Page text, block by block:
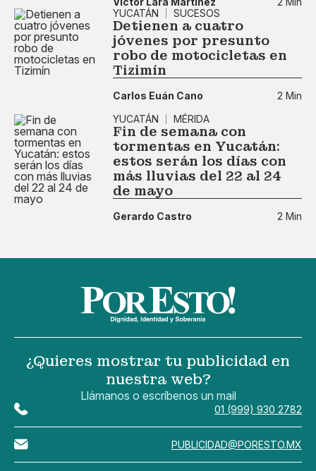
YUCATÁN
SUCESOS
Detienen a cuatro
jóvenes por presunto
robo de motocicletas en
Tizimín
Carlos Euán Cano
2 Min
YUCATÁN
MÉRIDA
Fin de semana con
tormentas en Yucatán:
estos serán los días con
más lluvias del 22 al 24
de mayo
Gerardo Castro 2 Min
¿Quieres mostrar tu publicidad en
nuestra web?
Llámanos o escríbenos un mail
01 (999) 930 2782
PUBLICIDAD@PORESTO.MX